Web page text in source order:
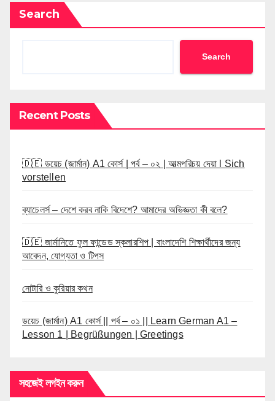
Search
Search
Recent Posts
🇩🇪 ডয়েচ (জার্মান) A1 কোর্স | পর্ব – ০২ | আত্মপরিচয় দেয়া l Sich
vorstellen
ব্যাচেলর্স – দেশে করব নাকি বিদেশে? আমাদের অভিজ্ঞতা কী বলে?
🇩🇪 জার্মানিতে ফুল ফান্ডেড স্কলারশিপ | বাংলাদেশি শিক্ষার্থীদের জন্য
আবেদন, যোগ্যতা ও টিপস
নোটারি ও কুরিয়ার কথন
ডয়েচ (জার্মান) A1 কোর্স || পর্ব – ০১ || Learn German A1 –
Lesson 1 | Begrüßungen | Greetings
সহজেই লগইন করুন